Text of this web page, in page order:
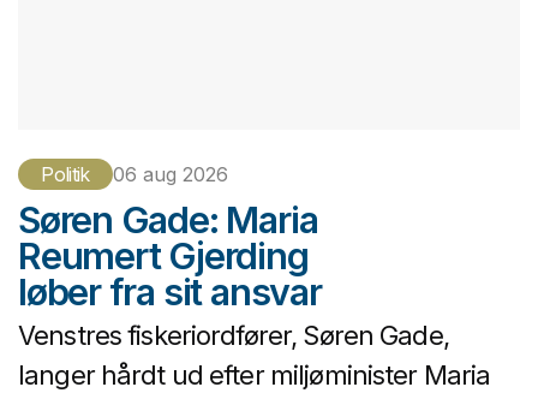
Politik 06 aug 2026
Søren Gade: Maria
Reumert Gjerding
løber fra sit ansvar
Venstres fiskeriordfører, Søren Gade,
langer hårdt ud efter miljøminister Maria